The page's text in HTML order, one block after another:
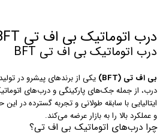
درب اتوماتیک بی اف تی BFT
درب اتوماتیک بی اف تی BFT
بی اف تی (BFT)
یکی از برندهای پیشرو در
درب، از جمله جک‌های پارکینگی و درب‌های
ایتالیایی با سابقه طولانی و تجربه گسترده در
و عملکرد بالا را به بازار عرضه می‌کند.
چرا درب‌های اتوماتیک بی اف تی؟